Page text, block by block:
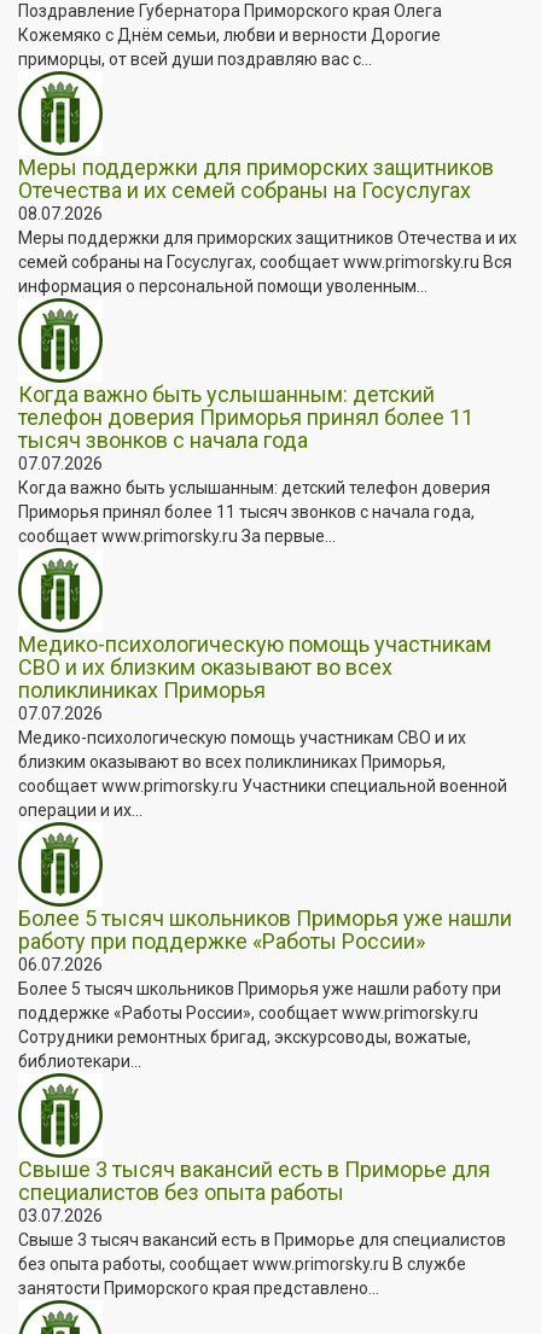
Поздравление Губернатора Приморского края Олега
Кожемяко с Днём семьи, любви и верности Дорогие
приморцы, от всей души поздравляю вас с...
Меры поддержки для приморских защитников
Отечества и их семей собраны на Госуслугах
08.07.2026
Меры поддержки для приморских защитников Отечества и их
семей собраны на Госуслугах, сообщает www.primorsky.ru Вся
информация о персональной помощи уволенным...
Когда важно быть услышанным: детский
телефон доверия Приморья принял более 11
тысяч звонков с начала года
07.07.2026
Когда важно быть услышанным: детский телефон доверия
Приморья принял более 11 тысяч звонков с начала года,
сообщает www.primorsky.ru За первые...
Медико-психологическую помощь участникам
СВО и их близким оказывают во всех
поликлиниках Приморья
07.07.2026
Медико-психологическую помощь участникам СВО и их
близким оказывают во всех поликлиниках Приморья,
сообщает www.primorsky.ru Участники специальной военной
операции и их...
Более 5 тысяч школьников Приморья уже нашли
работу при поддержке «Работы России»
06.07.2026
Более 5 тысяч школьников Приморья уже нашли работу при
поддержке «Работы России», сообщает www.primorsky.ru
Сотрудники ремонтных бригад, экскурсоводы, вожатые,
библиотекари...
Свыше 3 тысяч вакансий есть в Приморье для
специалистов без опыта работы
03.07.2026
Свыше 3 тысяч вакансий есть в Приморье для специалистов
без опыта работы, сообщает www.primorsky.ru В службе
занятости Приморского края представлено...